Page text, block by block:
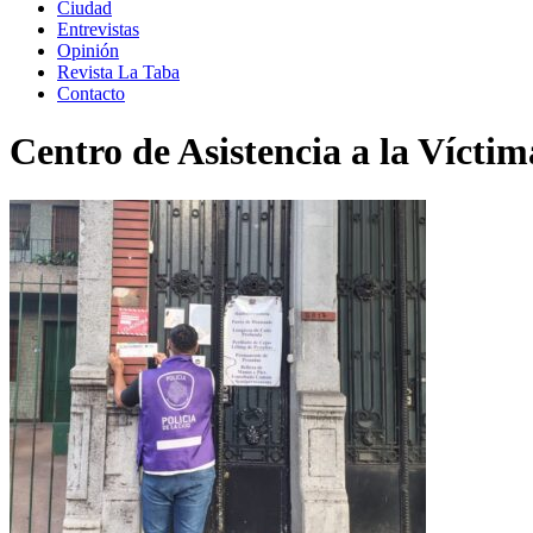
Ciudad
Entrevistas
Opinión
Revista La Taba
Contacto
Centro de Asistencia a la